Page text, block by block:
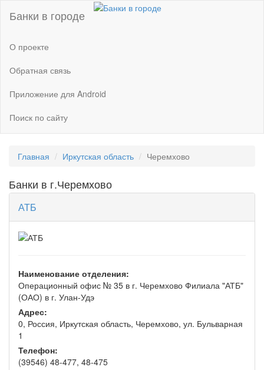
Банки в городе
О проекте
Обратная связь
Приложение для Android
Поиск по сайту
Главная Иркутская область Черемхово
Банки в г.Черемхово
АТБ
Наименование отделения:
Операционный офис № 35 в г. Черемхово Филиала "АТБ"
(ОАО) в г. Улан-Удэ
Адрес:
0, Россия, Иркутская область, Черемхово, ул. Бульварная
1
Телефон:
(39546) 48-477, 48-475